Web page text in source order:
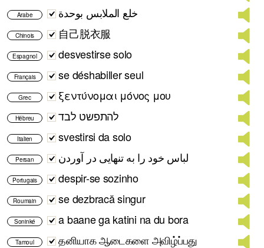
Arabe خلع الملابس بوحدة
Chinois 自己脱衣服
Espagnol desvestirse solo
Français se déshabiller seul
Grec ξεντύνομαι μόνος μου
Hébreu להתפשט לבד
Italien svestirsi da solo
Persan لباس خود را به تنهایی در آوردن
Portugais despir-se sozinho
Roumain se dezbracă singur
Soninké a baane ga katini na du bora
Tamoul தனியாக ஆடைகளை அவிழ்ப்பது